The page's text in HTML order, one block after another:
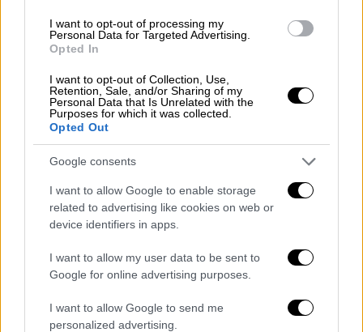
I want to opt-out of processing my
Personal Data for Targeted Advertising.
Opted In
I want to opt-out of Collection, Use,
Retention, Sale, and/or Sharing of my
Personal Data that Is Unrelated with the
Purposes for which it was collected.
Opted Out
Google consents
I want to allow Google to enable storage
related to advertising like cookies on web or
device identifiers in apps.
I want to allow my user data to be sent to
Google for online advertising purposes.
I want to allow Google to send me
personalized advertising.
Η παρέμβαση του προέδρου των ΗΠΑ
έρχεται σε μια
με το πετρέλαιο να έχει εκτιναχθεί πάνω
από τα 111 δολάρια το βαρέλι και τα
Ηνωμένα Αραβικά Εμιράτα να ανακοινώνουν
αποχώρηση από τον ΟΠΕΚ
Μέχρι στιγμής Αμερικανός πρόεδρος
αποφεύγει να ξεκαθαρίσει ποια είναι η
απάντηση των ΗΠΑ στην πρόταση της
Τεχεράνης, διατηρώντας έτσι την
αβεβαιότητα στα ύψη. Αμερικανικά μέσα,
επικαλούμενα πηγές από το περιβάλλον του
ανέφεραν ότι είναι δυσαρεστημένος με την
ιρανική πρόταση για άνοιγμα των Στενών